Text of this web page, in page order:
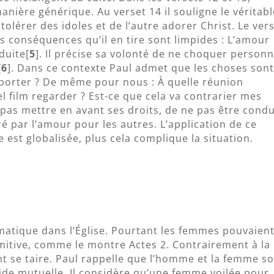
générique. Au verset 14 il souligne le
des idoles et de l’autre adorer Christ. Le
qu’il en tire sont limpides : L’amour
5]. Il précise sa volonté de ne choquer
6]. Dans ce contexte Paul admet que les choses sont
? De même pour nous : À quelle réunion
film regarder ? Est-ce que cela va contrarier mes
mettre en avant ses droits, de ne pas être
par l’amour pour les autres. L’application de ce
est globalisée, plus cela complique la situation.
dans l’Église. Pourtant les femmes
comme le montre Actes 2. Contrairement à la
se taire. Paul rappelle que l’homme et la femme